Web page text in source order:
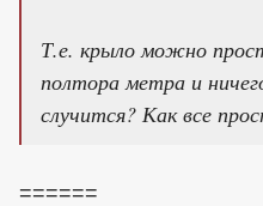
Т.е. крыло можно
полтора метра и
случится? Как все
======